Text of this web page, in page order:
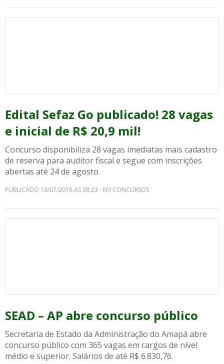
Edital Sefaz Go publicado! 28 vagas
e inicial de R$ 20,9 mil!
Concurso disponibiliza 28 vagas imediatas mais cadastro
de reserva para auditor fiscal e segue com inscrições
abertas até 24 de agosto.
PUBLICADO 18/07/2018 AS 08:23 - EM CONCURSOS
SEAD – AP abre concurso público
Secretaria de Estado da Administração do Amapá abre
concurso público com 365 vagas em cargos de nível
médio e superior. Salários de até R$ 6.830,76.